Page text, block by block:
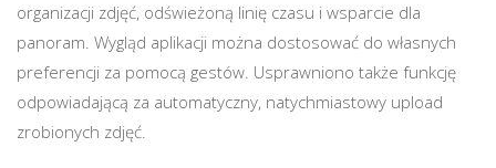
organizacji zdjęć, odświeżoną linię czasu i wsparcie dla
panoram. Wygląd aplikacji można dostosować do własnych
preferencji za pomocą gestów. Usprawniono także funkcję
odpowiadającą za automatyczny, natychmiastowy upload
zrobionych zdjęć.